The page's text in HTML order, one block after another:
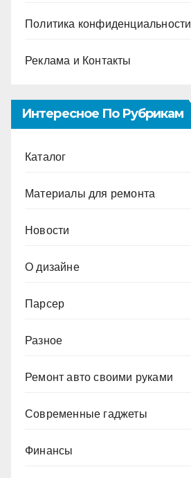
Политика конфиденциальности
Реклама и Контакты
Интересное По Рубрикам
Каталог
Материалы для ремонта
Новости
О дизайне
Парсер
Разное
Ремонт авто своими руками
Современные гаджеты
Финансы